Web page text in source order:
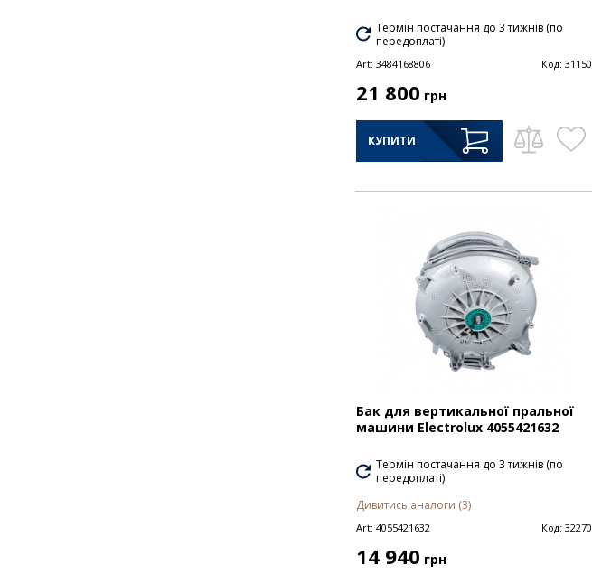
Термін постачання до 3 тижнів (по
передоплаті)
Art: 3484168806 Код: 31150
21 800 грн
КУПИТИ
Бак для вертикальної пральної
машини Electrolux 4055421632
Термін постачання до 3 тижнів (по
передоплаті)
Дивитись аналоги (3)
Art: 4055421632 Код: 32270
14 940 грн